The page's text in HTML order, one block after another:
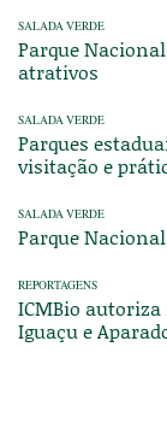
SALADA VERDE
Parque
atrativos
SALADA VERDE
Parques
visitação e
SALADA VERDE
Parque
REPORTAGENS
ICMBio
Iguaçu e